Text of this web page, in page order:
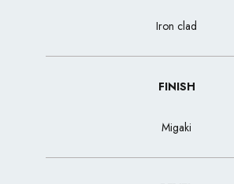
Iron clad
FINISH
Migaki